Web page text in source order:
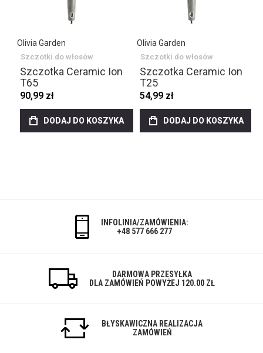
Olivia Garden
Szczotki do włosów
Szczotka Ceramic Ion
T65
90,99 zł
DODAJ DO KOSZYKA
Olivia Garden
Szczotki do włosów
Szczotka Ceramic Ion
T25
54,99 zł
DODAJ DO KOSZYKA
INFOLINIA/ZAMÓWIENIA:
+48 577 666 277
DARMOWA PRZESYŁKA
DLA ZAMÓWIEŃ POWYŻEJ 120.00 ZŁ
BŁYSKAWICZNA REALIZACJA
ZAMÓWIEŃ